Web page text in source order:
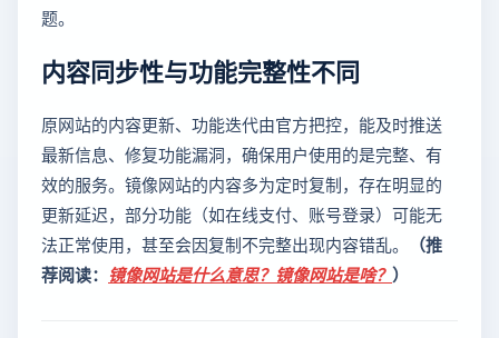
题。
内容同步性与功能完整性不同
原网站的内容更新、功能迭代由官方把控，能及时推送
最新信息、修复功能漏洞，确保用户使用的是完整、有
效的服务。镜像网站的内容多为定时复制，存在明显的
更新延迟，部分功能（如在线支付、账号登录）可能无
法正常使用，甚至会因复制不完整出现内容错乱。
（推
荐阅读： 镜像网站是什么意思？镜像网站是啥？ ）